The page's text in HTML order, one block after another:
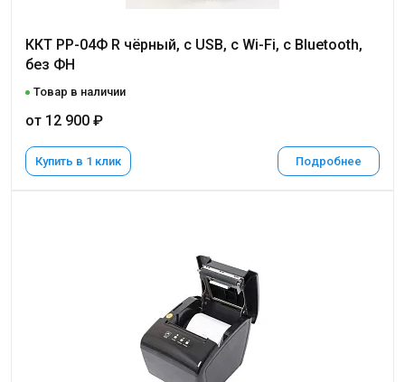
ККТ РР-04Ф R чёрный, с USB, c Wi-Fi, с Bluetooth,
без ФН
Товар в наличии
от 12 900 ₽
Купить в 1 клик Подробнее